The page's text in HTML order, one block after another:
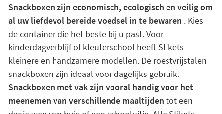
Snackboxen zijn economisch, ecologisch en veilig om
al uw liefdevol bereide voedsel in te bewaren . Kies
de container die het beste bij u past. Voor
kinderdagverblijf of kleuterschool heeft Stikets
kleinere en handzamere modellen. De roestvrijstalen
snackboxen zijn ideaal voor dagelijks gebruik.
Snackboxen met vak zijn vooral handig voor het
meenemen van verschillende maaltijden tot een